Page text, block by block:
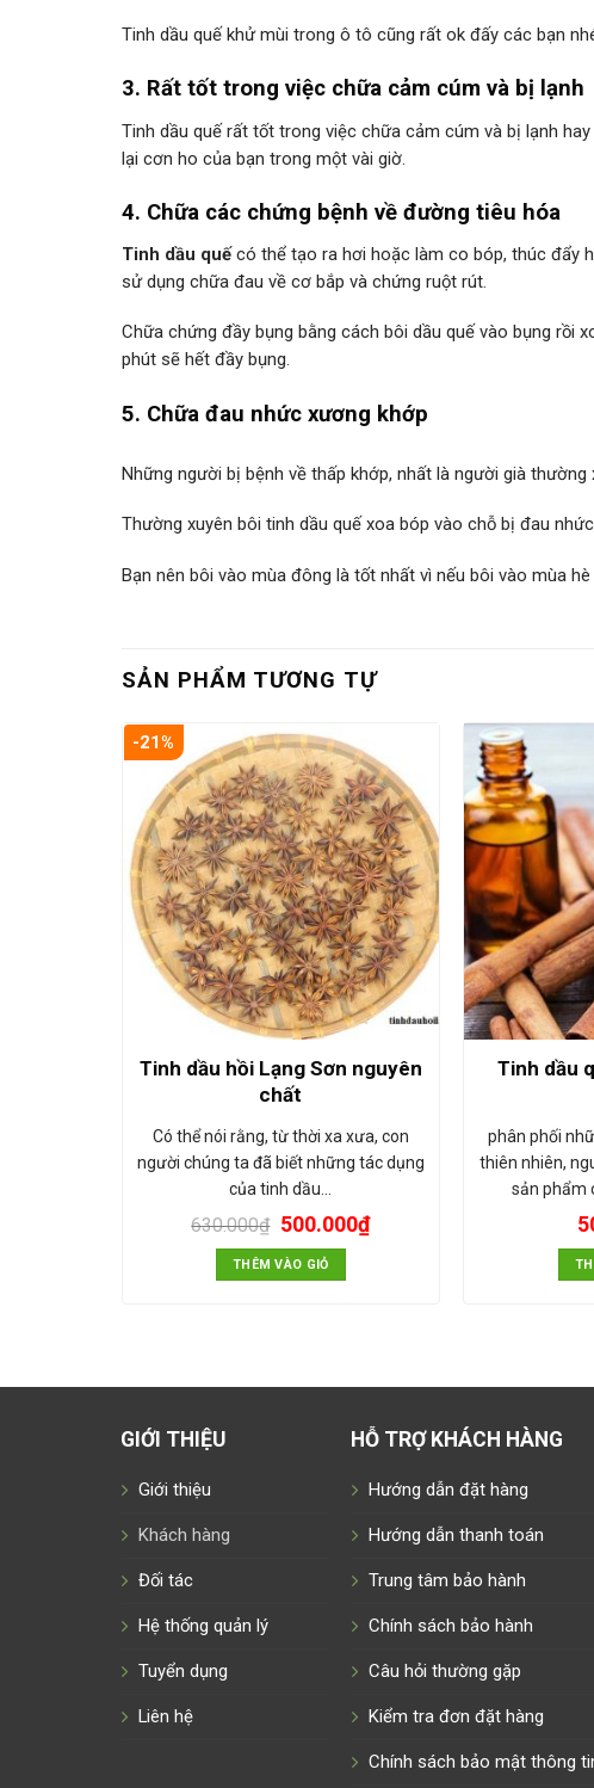
Tinh dầu quế khử mùi trong ô tô cũng rất ok đấy các bạn
3. Rất tốt trong việc chữa cảm cúm và bị lạnh
Tinh dầu quế rất tốt trong việc chữa cảm cúm và bị lạnh
lại cơn ho của bạn trong một vài giờ.
4. Chữa các chứng bệnh về đường tiêu hóa
Tinh dầu quếcó thể tạo ra hơi hoặc làm co bóp, thúc đẩy
sử dụng chữa đau về cơ bắp và chứng ruột rút.
Chữa chứng đầy bụng bằng cách bôi dầu quế vào bụng rồi
phút sẽ hết đầy bụng.
5. Chữa đau nhức xương khớp
Những người bị bệnh về thấp khớp, nhất là người già
Thường xuyên bôi tinh dầu quế xoa bóp vào chỗ bị đau
Bạn nên bôi vào mùa đông là tốt nhất vì nếu bôi vào mùa
SẢN PHẨM TƯƠNG TỰ
-21%
Tinh dầu hồi Lạng Sơn nguyên
chất
Có thể nói rằng, từ thời xa xưa, con
người chúng ta đã biết những tác dụng
của tinh dầu…
630.000₫ 500.000₫
THÊM VÀO GIỎ
Tinh dầu
phân phối
thiên nhiên,
sản phẩm
GIỚI THIỆU
Giới thiệu
Khách hàng
Đối tác
Hệ thống quản lý
Tuyển dụng
Liên hệ
HỖ TRỢ KHÁCH HÀNG
Hướng dẫn đặt hàng
Hướng dẫn thanh toán
Trung tâm bảo hành
Chính sách bảo hành
Câu hỏi thường gặp
Kiểm tra đơn đặt hàng
Chính sách bảo mật thông